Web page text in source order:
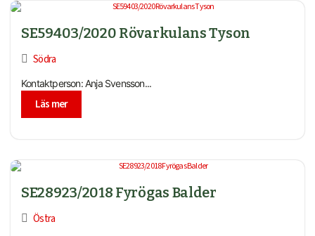
SE59403/2020 Rövarkulans Tyson
Södra
Kontaktperson: Anja Svensson...
Läs mer
SE28923/2018 Fyrögas Balder
Östra